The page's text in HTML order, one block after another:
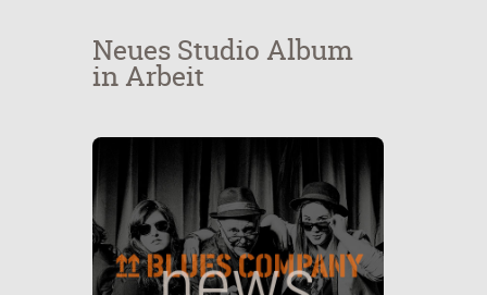
Neues Studio Album
in Arbeit